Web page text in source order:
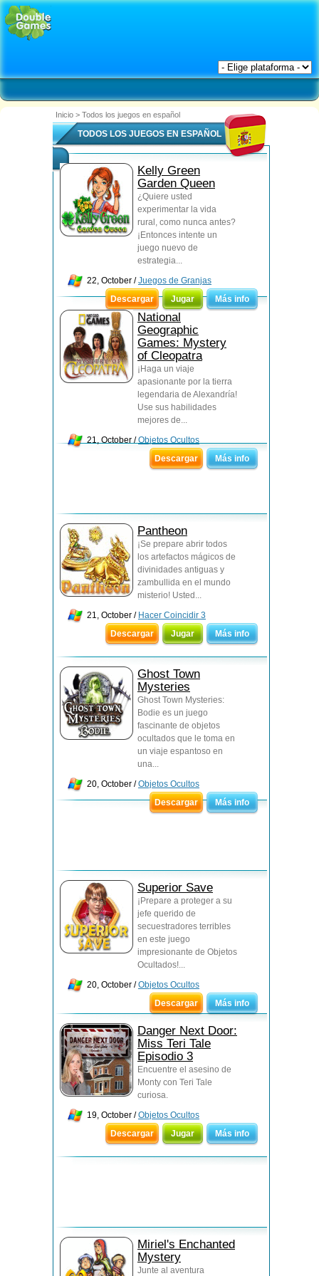
Inicio > Todos los juegos en español
TODOS LOS JUEGOS EN ESPAÑOL
Kelly Green
Garden Queen
¿Quiere usted
experimentar la vida
rural, como nunca antes?
¡Entonces intente un
juego nuevo de
estrategia...
22, October /Juegos de Granjas
Descargar
Jugar Más info
National
Geographic
Games: Mystery
of Cleopatra
¡Haga un viaje
apasionante por la tierra
legendaria de Alexandría!
Use sus habilidades
mejores de...
21, October /Objetos Ocultos
Descargar
Más info
Pantheon
¡Se prepare abrir todos
los artefactos mágicos de
divinidades antiguas y
zambullida en el mundo
misterio! Usted...
21, October / Hacer Coincidir 3
Descargar
Jugar Más info
Ghost Town
Mysteries
Ghost Town Mysteries:
Bodie es un juego
fascinante de objetos
ocultados que le toma en
un viaje espantoso en
una...
20, October /Objetos Ocultos
Descargar
Más info
Superior Save
¡Prepare a proteger a su
jefe querido de
secuestradores terribles
en este juego
impresionante de Objetos
Ocultados!...
20, October /Objetos Ocultos
Descargar
Más info
Danger Next Door:
Miss Teri Tale
Episodio 3
Encuentre el asesino de
Monty con Teri Tale
curiosa.
19, October /Objetos Ocultos
Descargar
Jugar Más info
Miriel's Enchanted
Mystery
Junte al aventura